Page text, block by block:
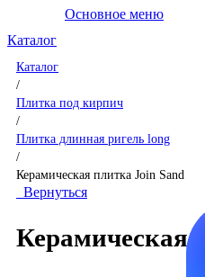
Основное меню
Каталог
Каталог
/
Плитка под кирпич
/
Плитка длинная ригель long
/
Керамическая плитка Join Sand
Вернуться
Керамическая